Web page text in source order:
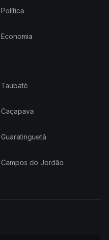
Política
Economia
Taubaté
Caçapava
Guaratinguetá
Campos do Jordão